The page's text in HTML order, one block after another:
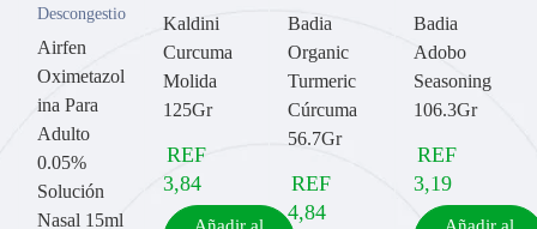
Descongestionantes
Airfen
Oximetazol
ina Para
Adulto
0.05%
Solución
Nasal 15ml
Kaldini
Curcuma
Molida
125Gr
REF
3,84
Añadir al
Badia
Organic
Turmeric
Cúrcuma
56.7Gr
REF
4,84
Badia
Adobo
Seasoning
106.3Gr
REF
3,19
Añadir al